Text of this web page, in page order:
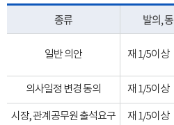
종류 발의,
일반 의안 재 1/5이상
의사일정 변경 동의 재 1/5이상
시장, 관계공무원 출석요구 재 1/5이상